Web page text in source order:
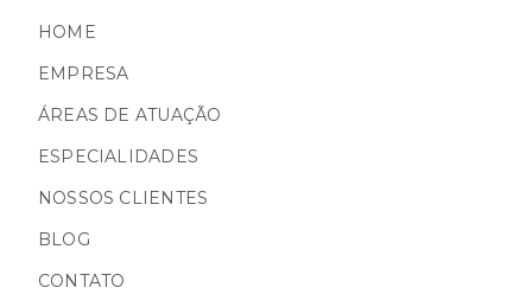
HOME
EMPRESA
ÁREAS DE ATUAÇÃO
ESPECIALIDADES
NOSSOS CLIENTES
BLOG
CONTATO